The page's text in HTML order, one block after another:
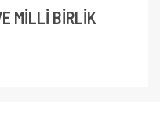
MİLLİ BİRLİK